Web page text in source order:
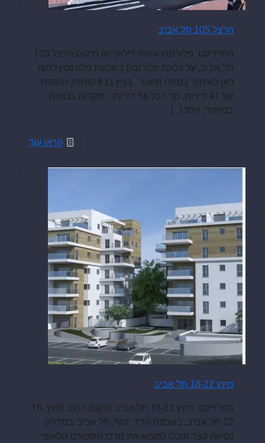
הרצל 105 תל אביב
הפרוייקט: פלורנטין עושה רילוקיישן מיקום הרצל 105
תל אביב, על גבעת פלורנטין בשכונת פלורנטין לחצו
כאן לאיתור במפה תיאור בניין בן 8 קומות, תוספת
של 41 דירות, סך הכל 56 דירות. תקרות גבוהות
במיוחד, חלל […]
קראו עוד
מינץ 18-22 תל אביב
הפרוייקט: מינץ 18-22 תל אביב מיקום רחוב מינץ 18-
22 תל אביב, בשכונת הדר יוסף, תל אביב במרחק
נסיעה קצר תוכלו למצוא את מרכז הספורט הלאומי